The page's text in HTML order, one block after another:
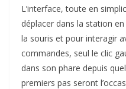
L’interface, toute en
déplacer dans la station
la souris et pour interagir
commandes, seul le clic
dans son phare depuis
premiers pas seront